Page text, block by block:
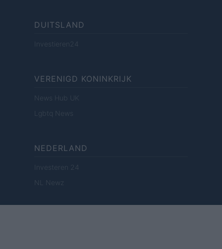
DUITSLAND
Investieren24
VERENIGD KONINKRIJK
News Hub UK
Lgbtq News
NEDERLAND
Investeren 24
NL Newz